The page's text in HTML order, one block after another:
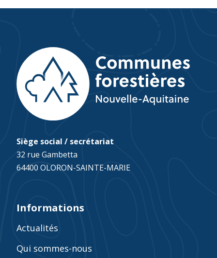
Siège social / secrétariat
32 rue Gambetta
64400 OLORON-SAINTE-MARIE
Informations
Actualités
Qui sommes-nous